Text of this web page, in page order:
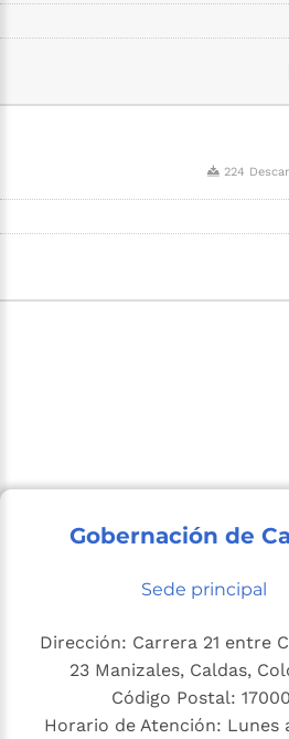
224
Gobernación de
Sede principal
Dirección: Carrera 21 entre
23 Manizales, Caldas,
Código Postal:
Horario de Atención: Lunes